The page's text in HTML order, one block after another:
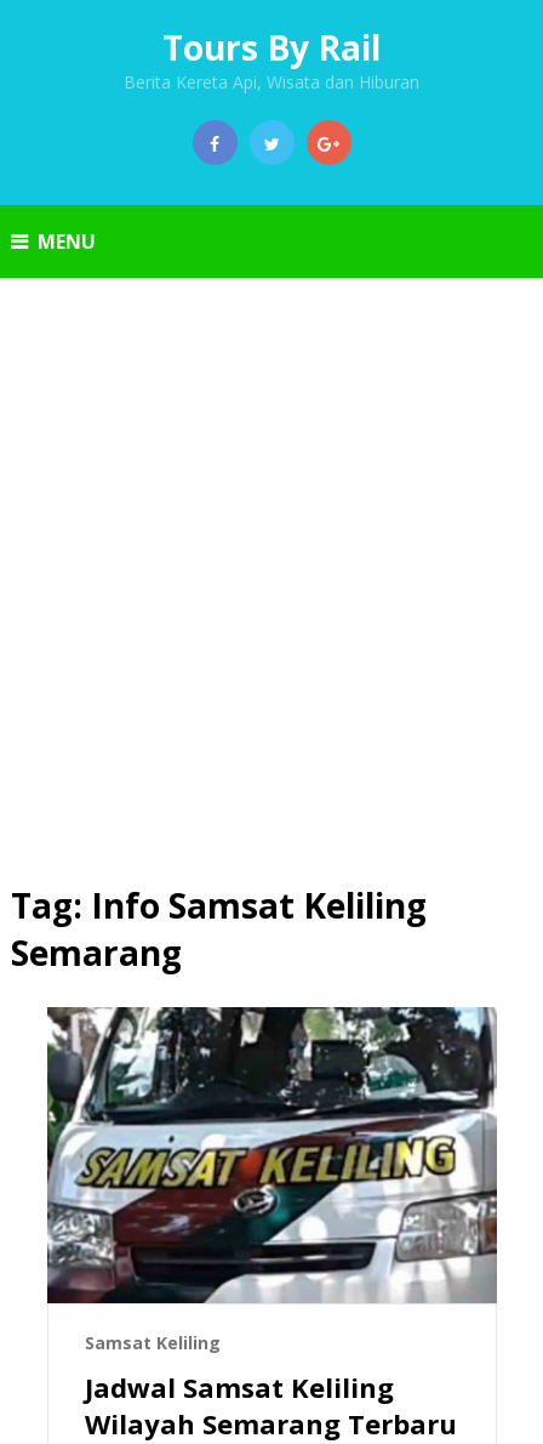
Tours By Rail
Berita Kereta Api, Wisata dan Hiburan
MENU
Tag: Info Samsat Keliling
Semarang
Samsat Keliling
Jadwal Samsat Keliling
Wilayah Semarang Terbaru